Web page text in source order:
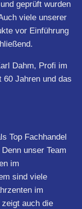
geprüft wurden
viele unserer
vor Einführung
Dahm, Profi im
Jahren und das
Top Fachhandel
unser Team
im
sind viele
im
auch die